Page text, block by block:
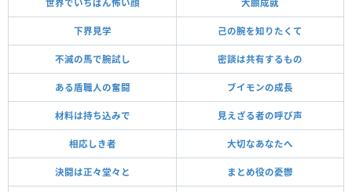
世界でいちばん怖い顔 大願成就
下界見学 己の腕を知りたくて
不滅の馬で腕試し 密談は共有するもの
ある盾職人の奮闘 ブイモンの成長
材料は持ち込みで 見えざる者の呼び声
相応しき者 大切なあなたへ
決闘は正々堂々と まとめ役の憂鬱